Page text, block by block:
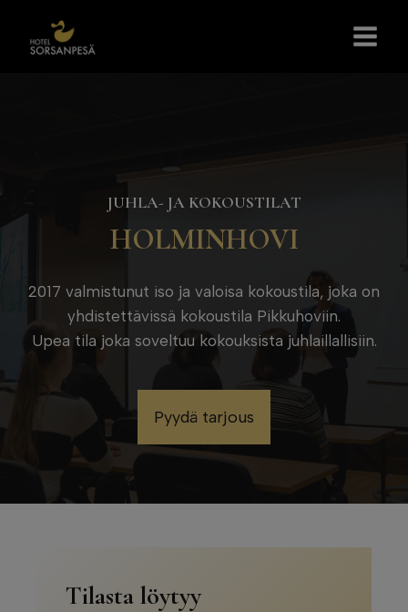
sisältöön
JUHLA- JA KOKOUSTILAT
HOLMINHOVI
2017 valmistunut iso ja valoisa kokoustila, joka on
yhdistettävissä kokoustila Pikkuhoviin.
Upea tila joka soveltuu kokouksista juhlaillallisiin.
Pyydä tarjous
Tilasta löytyy